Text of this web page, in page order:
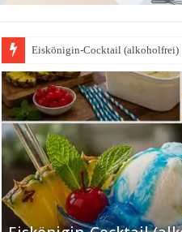
Eiskönigin-Cocktail (alkoholfrei)
𝗣𝗳𝗹𝗮𝘂𝗺𝗲𝗻𝗸𝘂𝗰𝗵𝗲𝗻-